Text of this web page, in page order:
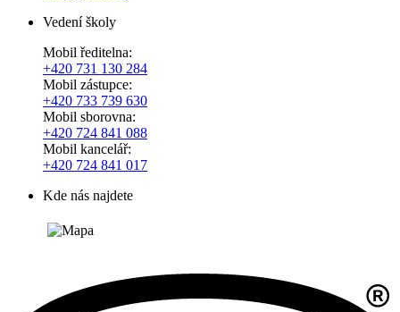
Vedení školy
Mobil ředitelna:
+420 731 130 284
Mobil zástupce:
+420 733 739 630
Mobil sborovna:
+420 724 841 088
Mobil kancelář:
+420 724 841 017
Kde nás najdete